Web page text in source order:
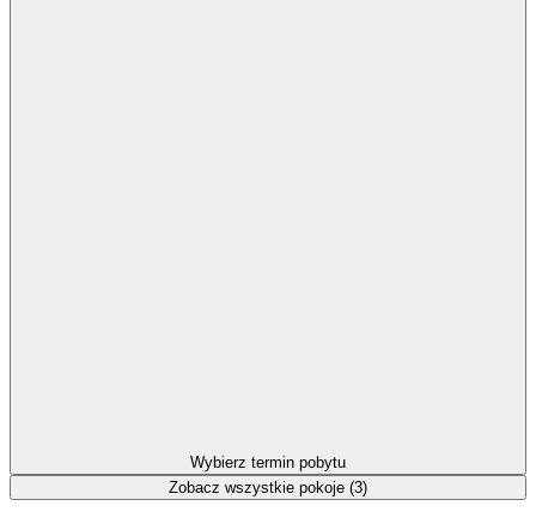
Wybierz termin pobytu
Zobacz wszystkie pokoje (3)